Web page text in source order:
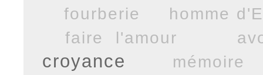
fourberie
homme
faire l'amour
croyance
mémoire